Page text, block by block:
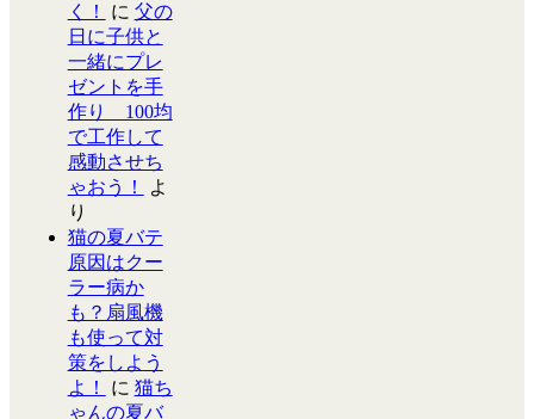
く！
に 父の
日に子供と
一緒にプレ
ゼントを手
作り 100均
で工作して
感動させち
ゃおう！
よ
り
猫の夏バテ
原因はクー
ラー病か
も？扇風機
も使って対
策をしよう
よ！
に 猫ち
ゃんの夏バ